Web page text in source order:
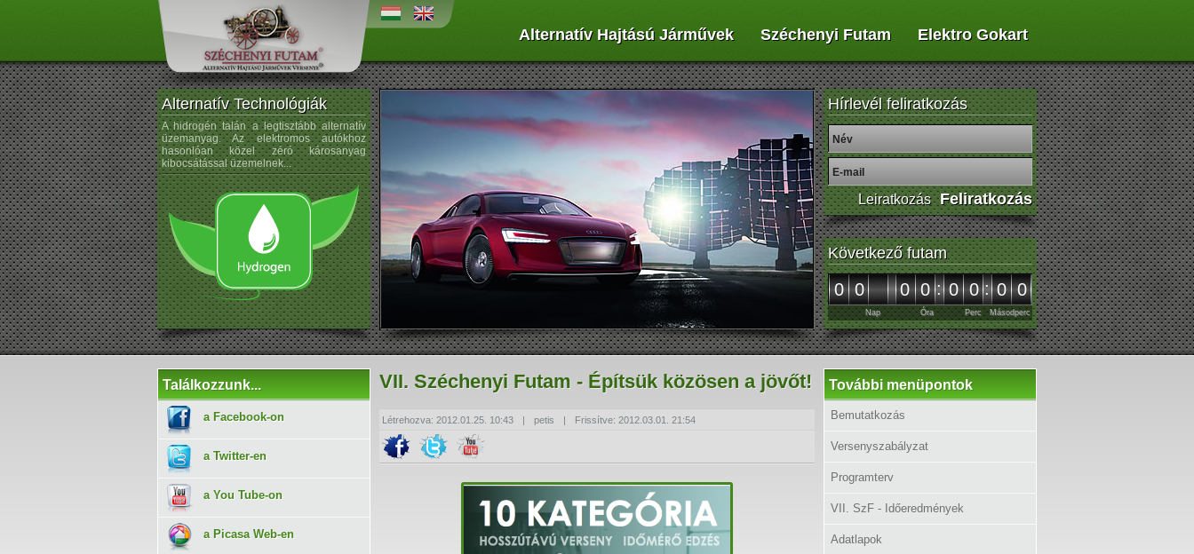
Alternatív Hajtású Járművek Széchenyi Futam Elektro Gokart
Alternatív Technológiák
árammal hajtott autók ötlete
Porsche az 1900-as évek
kerékagymotorral
gyártott...
A hidrogén talán a legtisztább alternatív
üzemanyag. Az elektromos autókhoz
hasonlóan közel zéró károsanyag
kibocsátással üzemelnek...
A napenergiát az űrtechnológiában
kezdték alkalmazni, és az autógyártásban
sem újdonság a napelemek használata...
Működési elvük, hogy sűrített levegőt
hordoznak egy, vagy több palackban,
amivel munkahengerekben dugattyúkat
vagy légmotort hajtanak meg...
Hírlevél feliratkozás
Következő futam
00
Nap
00
Óra
: 00
Perc
: 00
Másodperc
Találkozzunk...
a Facebook-on
a Twitter-en
a You Tube-on
a Picasa Web-en
VII. Széchenyi Futam - Építsük közösen a jövőt!
Létrehozva: 2012.01.25. 10:43 | petis | Frissítve: 2012.03.01. 21:54
További menüpontok
Bemutatkozás
Versenyszabályzat
Programterv
VII. SzF - Időeredmények
Adatlapok